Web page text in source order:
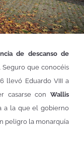
de descanso de
Seguro que conocéis
llevó Eduardo VIII a
casarse con Wallis
a la que el gobierno
peligro la monarquía